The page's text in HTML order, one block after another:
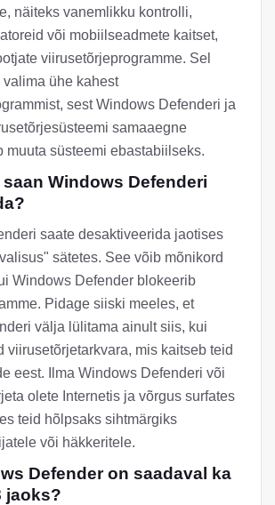
näiteks vanemlikku kontrolli,
või mobiilseadmete kaitset,
viirusetõrjeprogramme. Sel
ühe kahest
sest Windows Defenderi ja
samaaegne
muuta süsteemi ebastabiilseks.
Windows Defenderi
saate desaktiveerida jaotises
sätetes. See võib mõnikord
Windows Defender blokeerib
Pidage siiski meeles, et
välja lülitama ainult siis, kui
viirusetõrjetarkvara, mis kaitseb teid
eest. Ilma Windows Defenderi või
olete Internetis ja võrgus surfates
teid hõlpsaks sihtmärgiks
või häkkeritele.
Defender on saadaval ka
jaoks?